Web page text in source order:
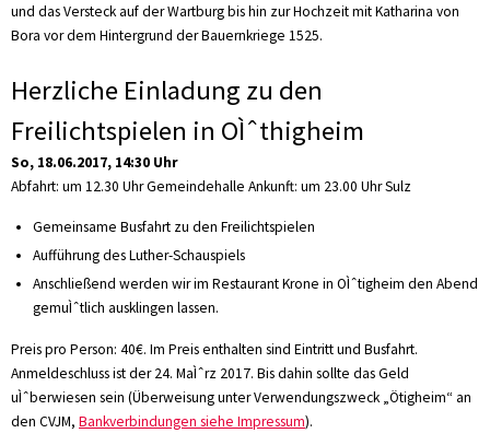
und das Versteck auf der Wartburg bis hin zur Hochzeit mit Katharina von
Bora vor dem Hintergrund der Bauernkriege 1525.
Herzliche Einladung zu den
Freilichtspielen in OÌˆthigheim
So, 18.06.2017, 14:30 Uhr
Abfahrt: um 12.30 Uhr Gemeindehalle Ankunft: um 23.00 Uhr Sulz
Gemeinsame Busfahrt zu den Freilichtspielen
Aufführung des Luther-Schauspiels
Anschließend werden wir im Restaurant Krone in OÌˆtigheim den Abend
gemuÌˆtlich ausklingen lassen.
Preis pro Person: 40€. Im Preis enthalten sind Eintritt und Busfahrt.
Anmeldeschluss ist der 24. MaÌˆrz 2017. Bis dahin sollte das Geld
uÌˆberwiesen sein (Überweisung unter Verwendungszweck „Ötigheim“ an
den CVJM, Bankverbindungen siehe Impressum).